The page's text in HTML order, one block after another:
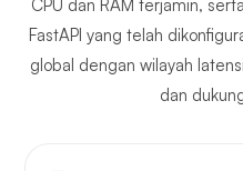
Jitsi
CPU dan RAM terjamin,
FastAPI yang telah
global dengan wilayah
dan